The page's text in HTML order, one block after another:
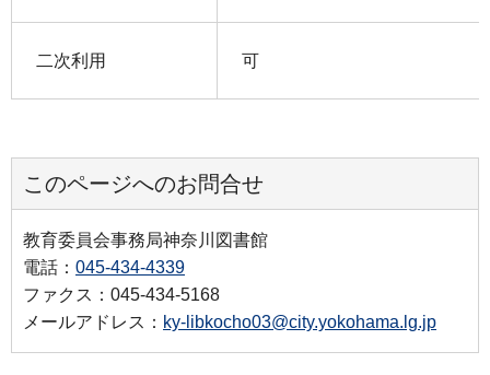
二次利用 可
このページへのお問合せ
教育委員会事務局神奈川図書館
電話： 045-434-4339
ファクス：045-434-5168
メールアドレス： ky-libkocho03@city.yokohama.lg.jp